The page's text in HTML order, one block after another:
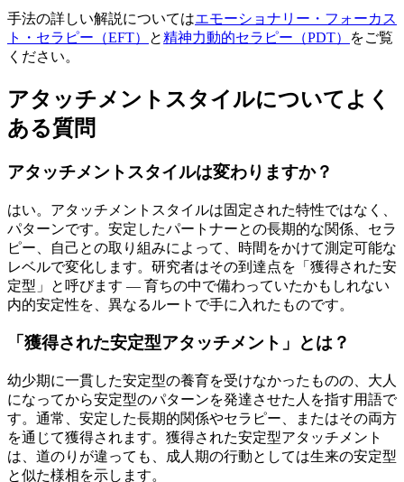
手法の詳しい解説についてはエモーショナリー・フォーカス
ト・セラピー（EFT）
と精神力動的セラピー（PDT）
をご覧
ください。
アタッチメントスタイルについてよく
ある質問
アタッチメントスタイルは変わりますか？
はい。アタッチメントスタイルは固定された特性ではなく、
パターンです。安定したパートナーとの長期的な関係、セラ
ピー、自己との取り組みによって、時間をかけて測定可能な
レベルで変化します。研究者はその到達点を「獲得された安
定型」と呼びます — 育ちの中で備わっていたかもしれない
内的安定性を、異なるルートで手に入れたものです。
「獲得された安定型アタッチメント」とは？
幼少期に一貫した安定型の養育を受けなかったものの、大人
になってから安定型のパターンを発達させた人を指す用語で
す。通常、安定した長期的関係やセラピー、またはその両方
を通じて獲得されます。獲得された安定型アタッチメント
は、道のりが違っても、成人期の行動としては生来の安定型
と似た様相を示します。